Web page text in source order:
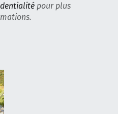
pour plus